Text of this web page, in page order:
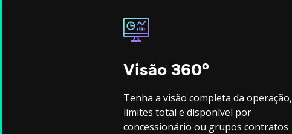
Visão 360º
Tenha a visão completa da operação,
limites total e disponível por
concessionário ou grupos contratos